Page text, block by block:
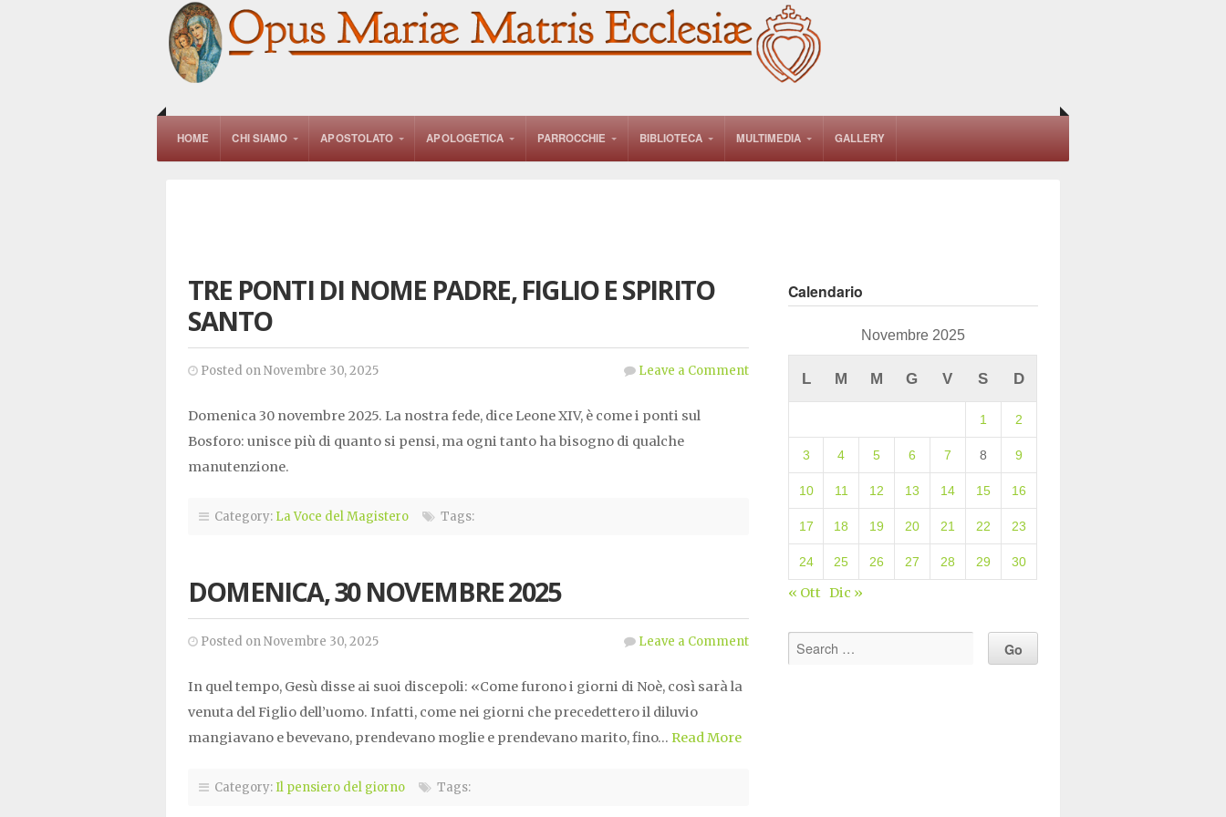
HOME CHI SIAMO APOSTOLATO APOLOGETICA PARROCCHIE BIBLIOTECA MULTIMEDIA GALLERY
TRE PONTI DI NOME PADRE, FIGLIO E SPIRITO
SANTO
Posted on Novembre 30, 2025 Leave a Comment
Domenica 30 novembre 2025. La nostra fede, dice Leone XIV, è come i ponti sul
Bosforo: unisce più di quanto si pensi, ma ogni tanto ha bisogno di qualche
manutenzione.
Category: La Voce del Magistero Tags:
DOMENICA, 30 NOVEMBRE 2025
Posted on Novembre 30, 2025 Leave a Comment
In quel tempo, Gesù disse ai suoi discepoli: «Come furono i giorni di Noè, così sarà la
venuta del Figlio dell’uomo. Infatti, come nei giorni che precedettero il diluvio
mangiavano e bevevano, prendevano moglie e prendevano marito, fino… Read More
Category:Il pensiero del giorno Tags:
Calendario
Novembre 2025
L M M G V S D
1 2
3 4 5 6 7 8 9
10 11 12 13 14 15 16
17 18 19 20 21 22 23
24 25 26 27 28 29 30
« Ott Dic »